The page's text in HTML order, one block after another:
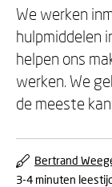
We werken
hulpmiddelen
helpen ons
werken. We
de meeste
Bertrand
3-4 minuten